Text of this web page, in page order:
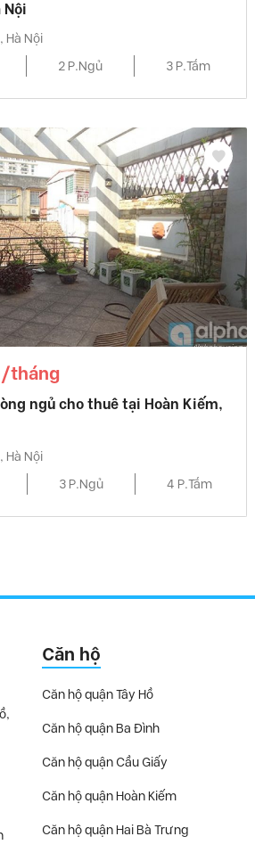
Nội
Hà Nội
2 P.Ngủ 3 P.Tắm
tháng
ngủ cho thuê tại Hoàn Kiếm,
Hà Nội
3 P.Ngủ 4 P.Tắm
Căn hộ
Căn hộ quận Tây Hồ
Căn hộ quận Ba Đình
Căn hộ quận Cầu Giấy
Căn hộ quận Hoàn Kiếm
Căn hộ quận Hai Bà Trưng